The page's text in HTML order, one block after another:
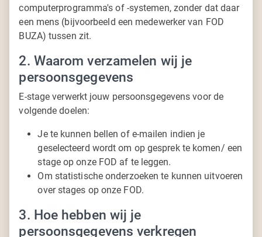
computerprogramma's of -systemen, zonder dat daar
een mens (bijvoorbeeld een medewerker van FOD
BUZA) tussen zit.
2. Waarom verzamelen wij je
persoonsgegevens
E-stage verwerkt jouw persoonsgegevens voor de
volgende doelen:
Je te kunnen bellen of e-mailen indien je
geselecteerd wordt om op gesprek te komen/ een
stage op onze FOD af te leggen.
Om statistische onderzoeken te kunnen uitvoeren
over stages op onze FOD.
3. Hoe hebben wij je
persoonsgegevens verkregen